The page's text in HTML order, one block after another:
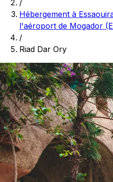
/
Hébergement à
l'aéroport de Mogador
/
Riad Dar Ory